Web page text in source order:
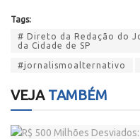
Tags:
# Direto da Redação do
da Cidade de SP
#jornalismoalternativo
VEJATAMBÉM